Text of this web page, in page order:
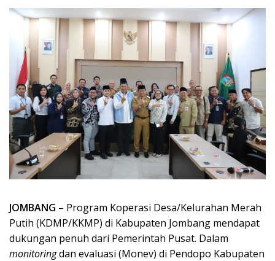
JOMBANG – Program Koperasi Desa/Kelurahan Merah
Putih (KDMP/KKMP) di Kabupaten Jombang mendapat
dukungan penuh dari Pemerintah Pusat. Dalam
monitoringdan evaluasi (Monev) di Pendopo Kabupaten